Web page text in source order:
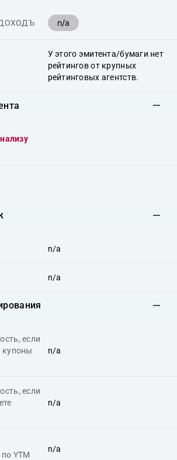
ДОХОДЪ n/a
У этого эмитента/бумаги нет
рейтингов от крупных
рейтинговых агентств.
n/a
n/a
если
купоны
n/a
если
n/a
YTM
n/a